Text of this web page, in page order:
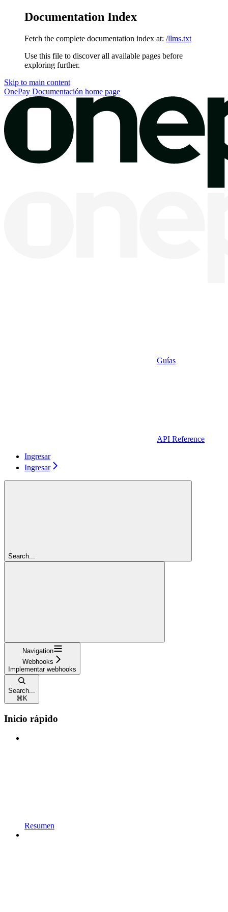
Documentation Index
Fetch the complete documentation index at: /llms.txt
Use this file to discover all available pages before
exploring further.
Skip to main content
OnePay Documentación home page
Guías
API Reference
Ingresar
Ingresar
Search...
Navigation
Webhooks
Implementar webhooks
Search...
⌘ K
Inicio rápido
Resumen